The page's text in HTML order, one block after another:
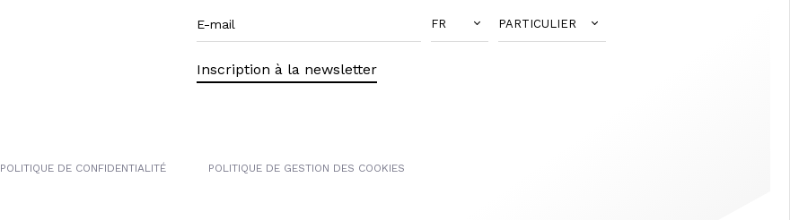
FR PARTICULIER
Inscription à la newsletter
POLITIQUE DE CONFIDENTIALITÉ POLITIQUE DE GESTION DES COOKIES